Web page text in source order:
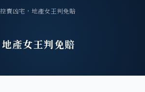
賣凶宅，地產女王判免賠
產女王判免賠